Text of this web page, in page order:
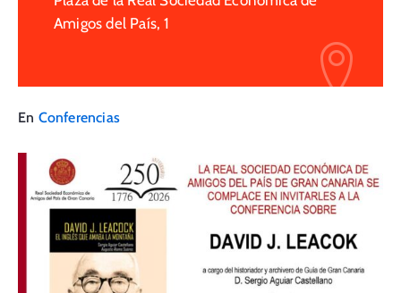
Amigos del País, 1
En Conferencias